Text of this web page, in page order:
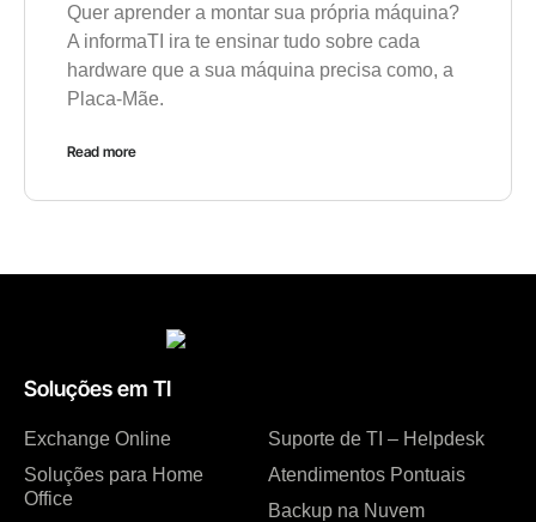
Quer aprender a montar sua própria máquina?
A informaTI ira te ensinar tudo sobre cada
hardware que a sua máquina precisa como, a
Placa-Mãe.
Read more
Soluções em TI
Exchange Online
Soluções para Home
Office
Suporte de TI – Helpdesk
Atendimentos Pontuais
Backup na Nuvem